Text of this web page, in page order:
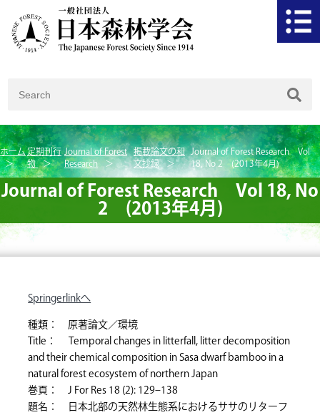
ホーム定期刊行
物
Journal of Forest
Research
掲載論文の和
文抄録
Journal of Forest Research Vol
18, No 2 (2013年4月)
Journal of Forest Research Vol 18, No
2 (2013年4月)
Springerlinkへ
種類： 原著論文／環境
Title： Temporal changes in litterfall, litter decomposition
and their chemical composition in Sasa dwarf bamboo in a
natural forest ecosystem of northern Japan
巻頁： J For Res 18 (2): 129–138
題名： 日本北部の天然林生態系におけるササのリターフ